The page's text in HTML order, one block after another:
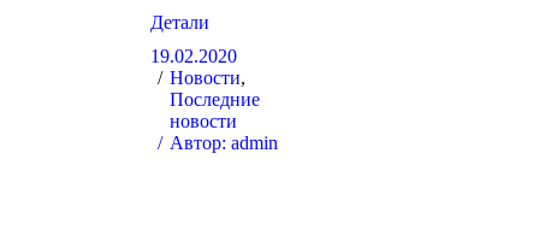
Детали
19.02.2020
Новости,
Последние
новости
Автор:admin